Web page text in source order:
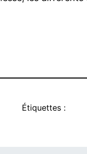
Étiquettes :